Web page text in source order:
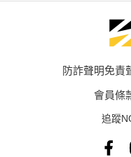
防詐聲明免責
會員條
追蹤